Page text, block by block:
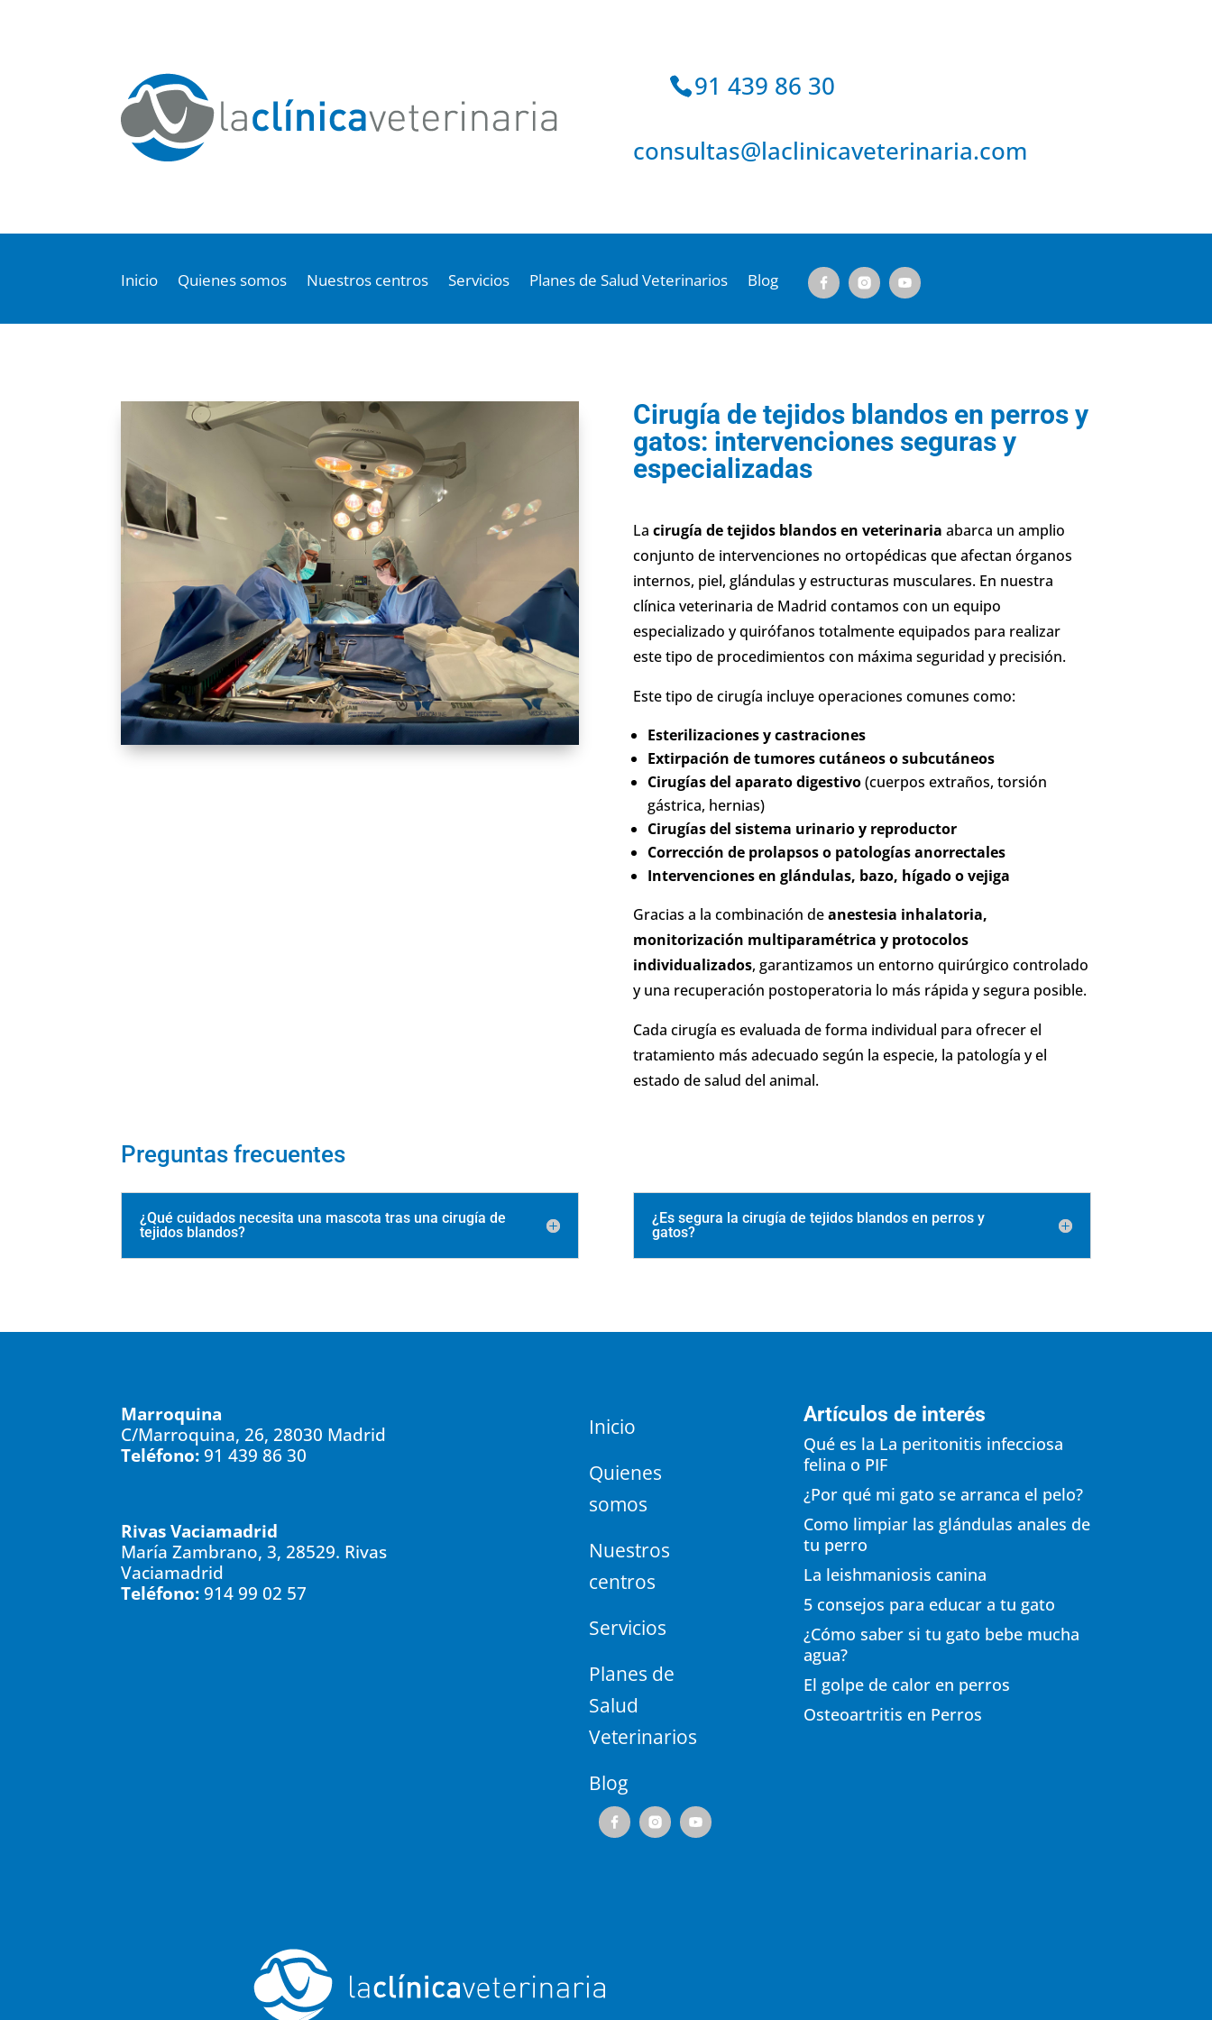
91 439 86 30
consultas@laclinicaveterinaria.com
Inicio Quienes somos Nuestros centros Servicios Planes de Salud Veterinarios Blog
Cirugía de tejidos blandos en perros y
gatos: intervenciones seguras y
especializadas
La cirugía de tejidos blandos en veterinaria abarca un amplio
conjunto de intervenciones no ortopédicas que afectan órganos
internos, piel, glándulas y estructuras musculares. En nuestra
clínica veterinaria de Madrid contamos con un equipo
especializado y quirófanos totalmente equipados para realizar
este tipo de procedimientos con máxima seguridad y precisión.
Este tipo de cirugía incluye operaciones comunes como:
Esterilizaciones y castraciones
Extirpación de tumores cutáneos o subcutáneos
Cirugías del aparato digestivo(cuerpos extraños, torsión
gástrica, hernias)
Cirugías del sistema urinario y reproductor
Corrección de prolapsos o patologías anorrectales
Intervenciones en glándulas, bazo, hígado o vejiga
Gracias a la combinación deanestesia inhalatoria,
monitorización multiparamétrica y protocolos
individualizados, garantizamos un entorno quirúrgico controlado
y una recuperación postoperatoria lo más rápida y segura posible.
Cada cirugía es evaluada de forma individual para ofrecer el
tratamiento más adecuado según la especie, la patología y el
estado de salud del animal.
Preguntas frecuentes
¿Qué cuidados necesita una mascota tras una cirugía de
tejidos blandos?
¿Es segura la cirugía de tejidos blandos en perros y
gatos?
Marroquina
C/Marroquina, 26, 28030 Madrid
Teléfono:91 439 86 30
Rivas Vaciamadrid
María Zambrano, 3, 28529. Rivas
Vaciamadrid
Teléfono:914 99 02 57
Inicio
Quienes
somos
Nuestros
centros
Servicios
Planes de
Salud
Veterinarios
Blog
Artículos de interés
Qué es la La peritonitis infecciosa
felina o PIF
¿Por qué mi gato se arranca el pelo?
Como limpiar las glándulas anales de
tu perro
La leishmaniosis canina
5 consejos para educar a tu gato
¿Cómo saber si tu gato bebe mucha
agua?
El golpe de calor en perros
Osteoartritis en Perros